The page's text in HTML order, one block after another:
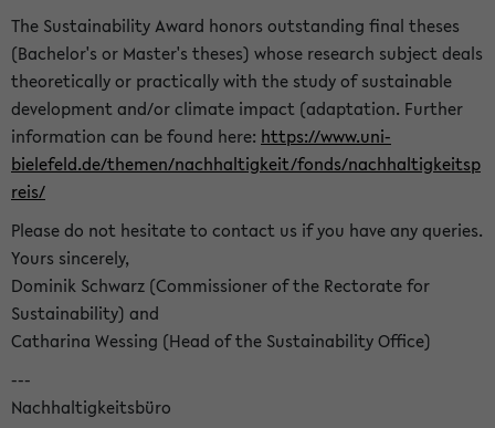
The Sustainability Award honors outstanding final theses
(Bachelor's or Master's theses) whose research subject deals
theoretically or practically with the study of sustainable
development and/or climate impact (adaptation. Further
information can be found here: https://www.uni-
bielefeld.de/themen/nachhaltigkeit/fonds/nachhaltigkeitsp
reis/
Please do not hesitate to contact us if you have any queries.
Yours sincerely,
Dominik Schwarz (Commissioner of the Rectorate for
Sustainability) and
Catharina Wessing (Head of the Sustainability Office)
---
Nachhaltigkeitsbüro